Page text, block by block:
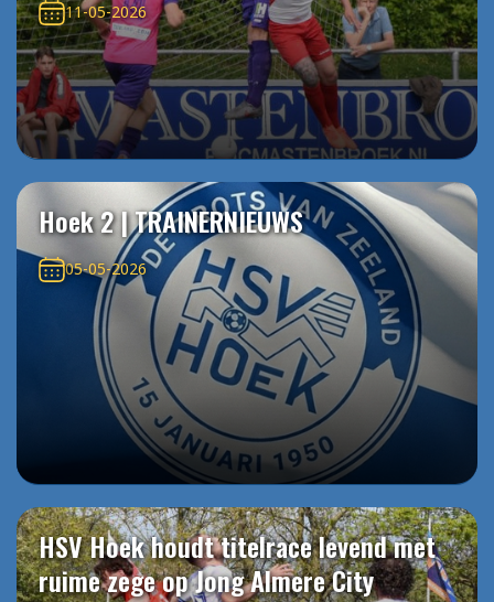
11-05-2026
Hoek 2 | TRAINERNIEUWS
05-05-2026
HSV Hoek houdt titelrace levend met
ruime zege op Jong Almere City